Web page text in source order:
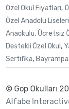
Özel Okul Fiyatları,
Özel Anadolu Liseleri
Anaokulu, Ücretsiz
Destekli Özel Okul ,
Sertifika,
© Gop Okulları
Alfabe